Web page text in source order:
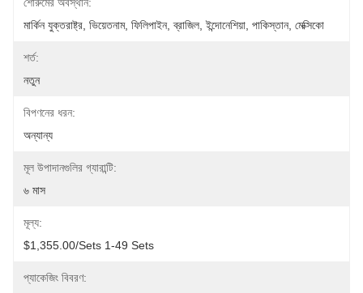
মার্কিন যুক্তরাষ্ট্র, ভিয়েতনাম, ফিলিপাইন, ব্রাজিল, ইন্দোনেশিয়া, পাকিস্তান, মেক্সিকো
শর্ত:
নতুন
বিপণনের ধরন:
অন্যান্য
মূল উপাদানগুলির গ্যারান্টি:
৬ মাস
মূল্য:
$1,355.00/sets 1-49 Sets
প্যাকেজিং বিবরণ: